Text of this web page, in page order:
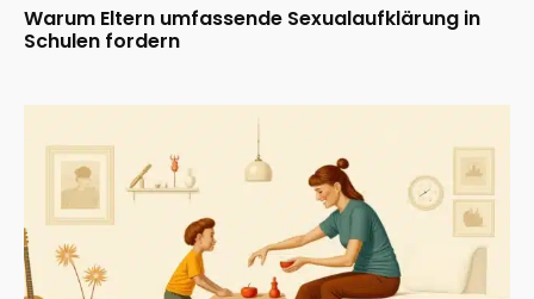
Warum Eltern umfassende Sexualaufklärung in
Schulen fordern